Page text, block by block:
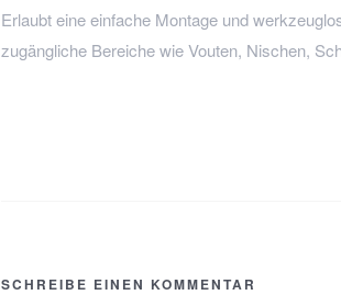
Erlaubt eine einfache Montage und
zugängliche Bereiche wie Vouten, Nischen,
SCHREIBE EINEN KOMMENTAR